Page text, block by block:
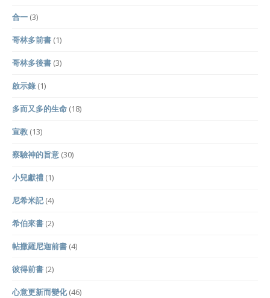
合一 (3)
哥林多前書 (1)
哥林多後書 (3)
啟示錄 (1)
多而又多的生命 (18)
宣教 (13)
察驗神的旨意 (30)
小兒獻禮 (1)
尼希米記(4)
希伯來書 (2)
帖撒羅尼迦前書 (4)
彼得前書 (2)
心意更新而變化(46)